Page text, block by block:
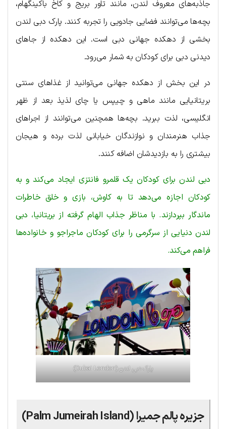
جاذبه‌های معروف لندن، مانند تاور بریج و کاخ باکینگهام،
بچه‌ها می‌توانند فضایی جادویی را تجربه کنند. پارک دبی لندن
بخشی از دهکده جهانی دبی است. این دهکده از جاهای
دیدنی دبی برای کودکان به شمار می‌رود.
در این بخش از دهکده جهانی می‌توانید از غذاهای سنتی
بریتانیایی مانند ماهی و چیپس یا چای لذیذ بعد از ظهر
انگلیسی، لذت ببرید. بچه‌ها همچنین می‌توانند از اجراهای
جذاب هنرمندان و نوازندگان خیابانی لذت برده و هیجان
بیشتری را به بازدیدشان اضافه کنند.
دبی لندن برای کودکان یک قلمرو فانتزی ایجاد می‌کند و به
کودکان اجازه می‌دهد تا به کاوش، بازی و خلق خاطرات
ماندگار بپردازند. با مناظر جذاب الهام گرفته از بریتانیا، دبی
لندن دنیایی از سرگرمی را برای کودکان ماجراجو و خانواده‌ها
فراهم می‌کند.
پارک دبی لندن (Dubai London)
جزیره پالم جمیرا (Palm Jumeirah Island)